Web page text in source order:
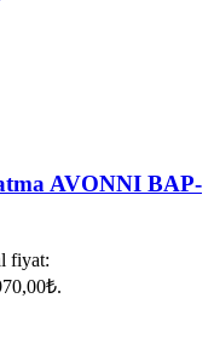
AVONNI BAP-
fiyat: